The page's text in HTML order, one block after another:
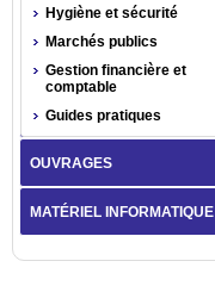
Hygiène et sécurité
Marchés publics
Gestion financière et
comptable
Guides pratiques
OUVRAGES
MATÉRIEL INFORMATIQUE